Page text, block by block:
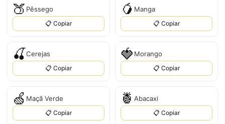
🍑 Pêssego
📋 Copiar
🥭 Manga
📋 Copiar
🍒Cerejas
📋 Copiar
🍓 Morango
📋 Copiar
🍏 Maçã Verde
📋 Copiar
🍍 Abacaxi
📋 Copiar